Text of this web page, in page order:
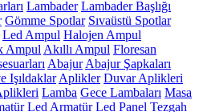
Lambader Lambader Başlığı
Gömme Spotlar Sıvaüstü Spotlar
Led Ampul Halojen Ampul
Ampul Akıllı Ampul Floresan
Abajur Abajur Şapkaları
Işıldaklar Aplikler Duvar Aplikleri
Lamba Gece Lambaları Masa
Led Armatür Led Panel Tezgah